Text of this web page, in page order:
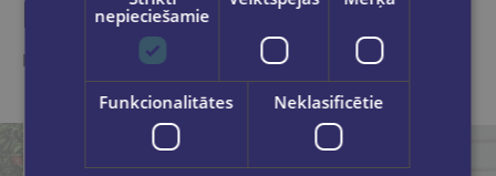
Līdzīgas preces
Ieskaties, varbūt noder
nepieciešamie
Funkcionalitātes Neklasificētie